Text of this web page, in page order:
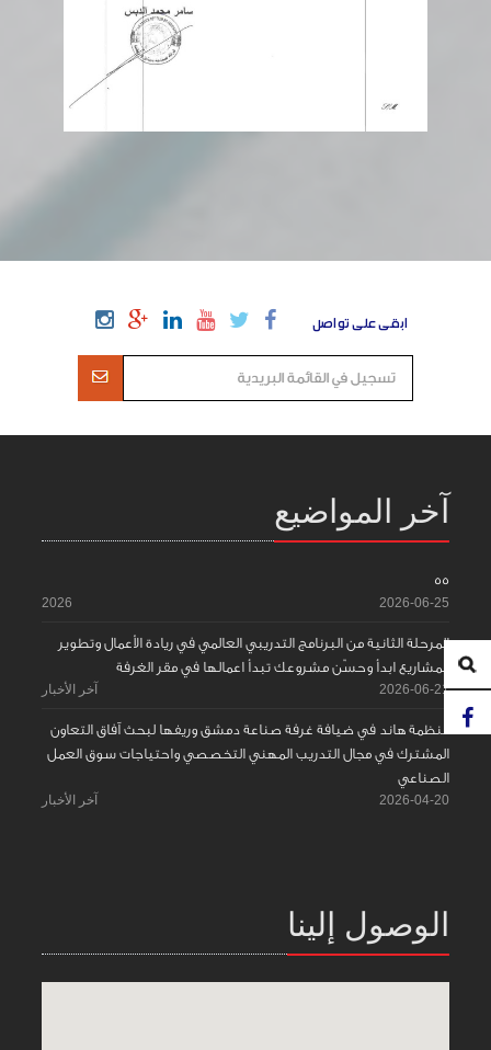
ابقى على تواصل
آخر المواضيع
55
2026-06-25
2026
المرحلة الثانية من البرنامج التدريبي العالمي في ريادة الأعمال وتطوير
المشاريع ابدأ وحسّن مشروعك تبدأ اعمالها في مقر الغرفة
2026-06-21 آخر الأخبار
منظمة هاند في ضيافة غرفة صناعة دمشق وريفها لبحث آفاق التعاون
المشترك في مجال التدريب المهني التخصصي واحتياجات سوق العمل
الصناعي
2026-04-20 آخر الأخبار
الوصول إلينا